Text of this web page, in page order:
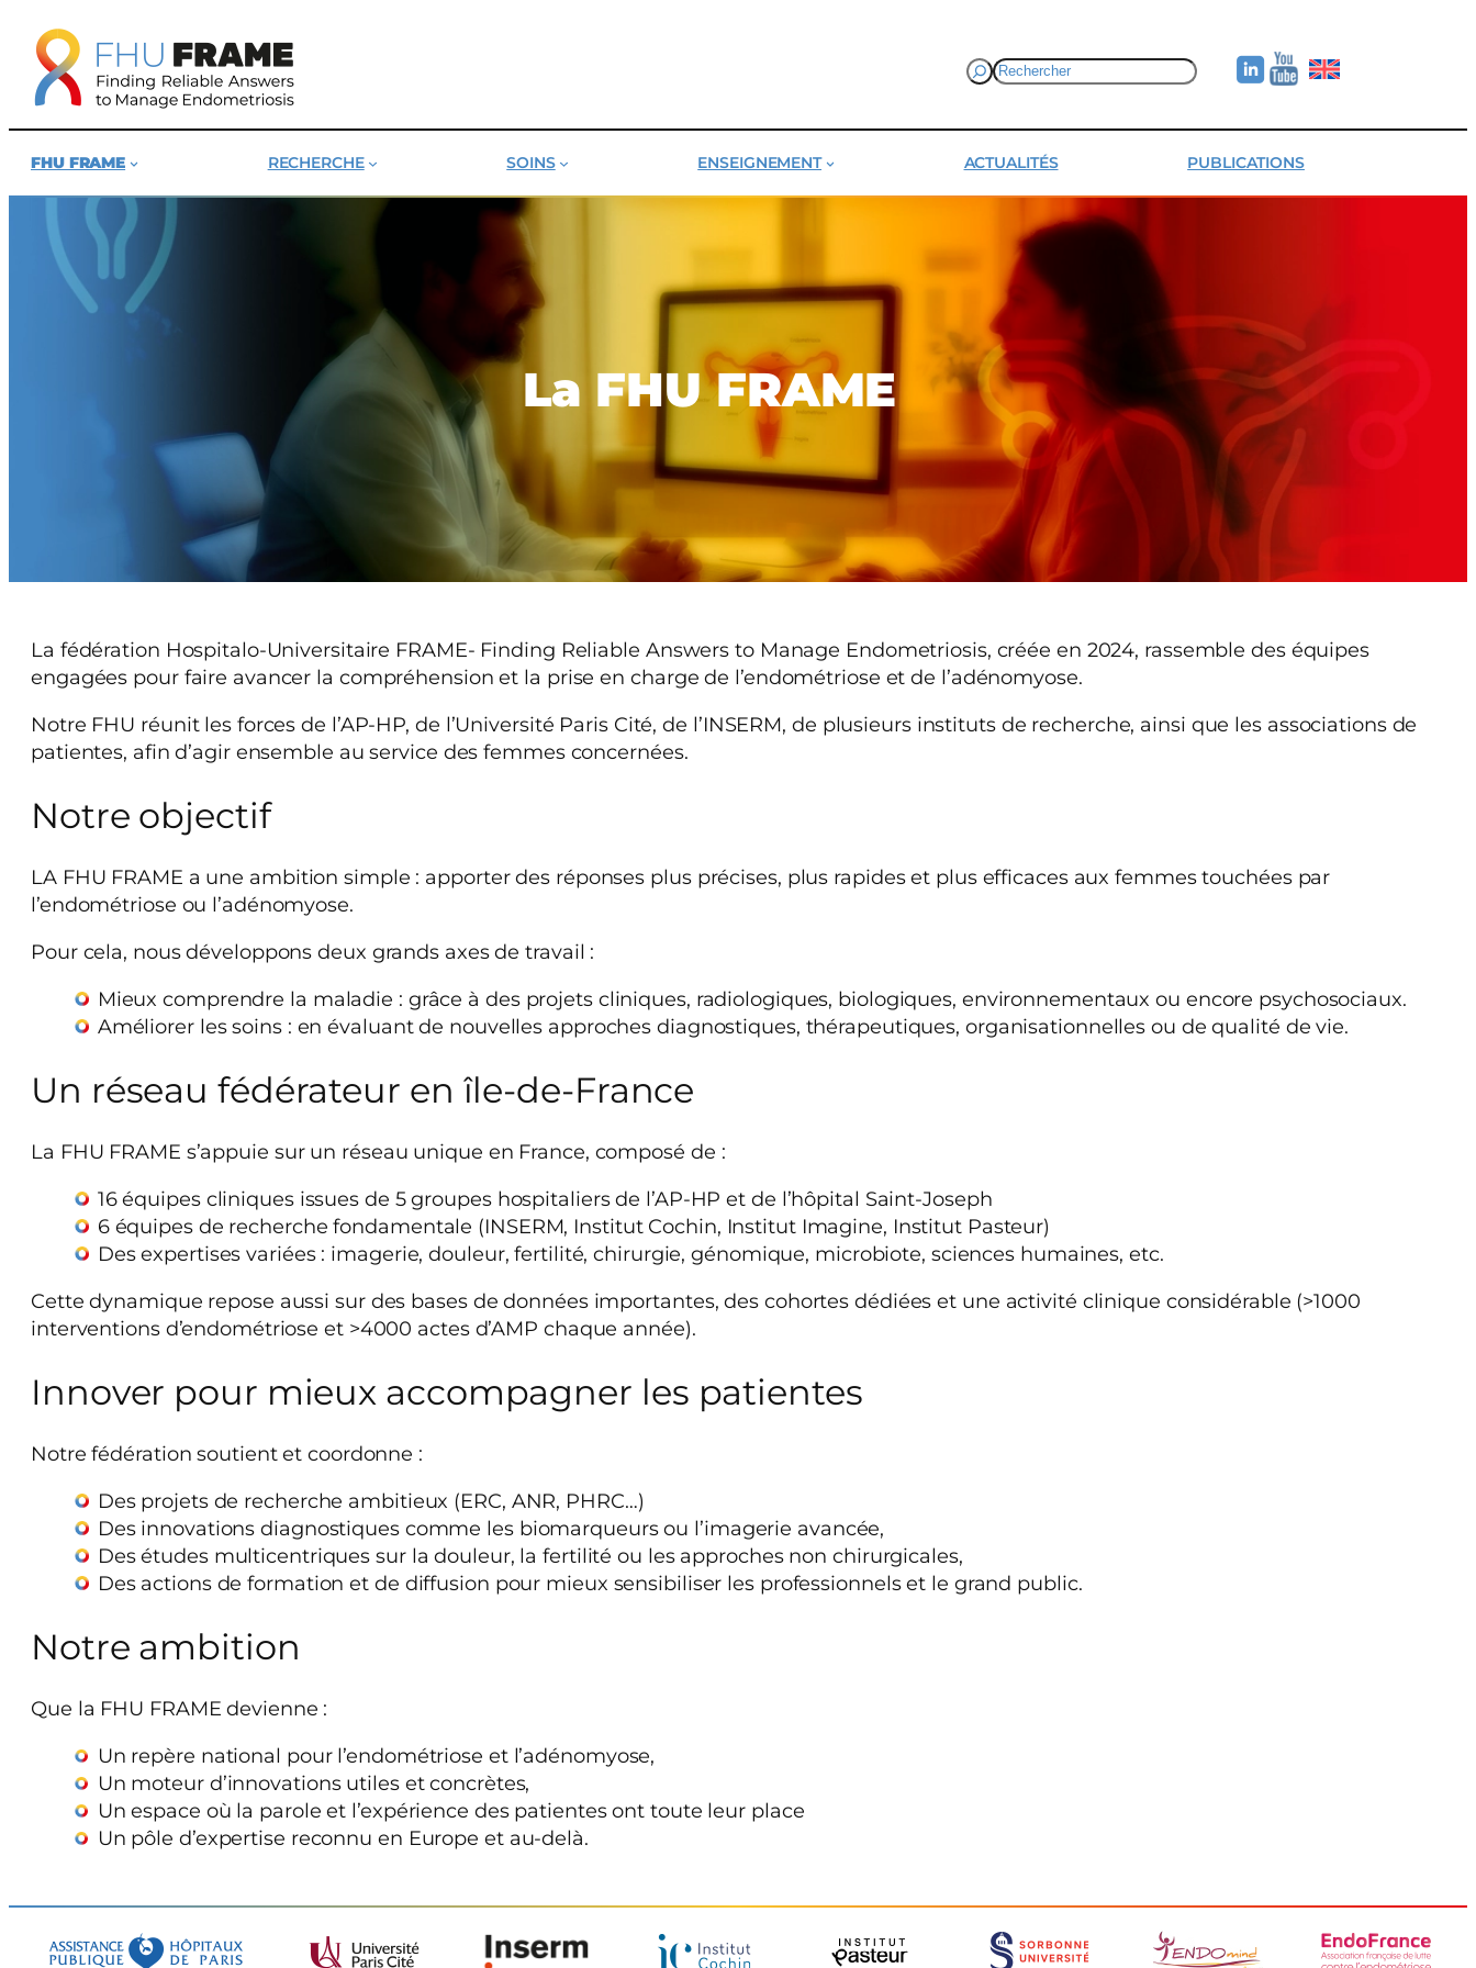
contenu
Rechercher
FHU FRAME RECHERCHE SOINS ENSEIGNEMENT ACTUALITÉS PUBLICATIONS
La FHU FRAME
La fédération Hospitalo-Universitaire FRAME- Finding Reliable Answers to Manage Endometriosis, créée en 2024, rassemble des équipes
engagées pour faire avancer la compréhension et la prise en charge de l’endométriose et de l’adénomyose.
Notre FHU réunit les forces de l’AP-HP, de l’Université Paris Cité, de l’INSERM, de plusieurs instituts de recherche, ainsi que les associations de
patientes, afin d’agir ensemble au service des femmes concernées.
Notre objectif
LA FHU FRAME a une ambition simple : apporter des réponses plus précises, plus rapides et plus efficaces aux femmes touchées par
l’endométriose ou l’adénomyose.
Pour cela, nous développons deux grands axes de travail :
Mieux comprendre la maladie : grâce à des projets cliniques, radiologiques, biologiques, environnementaux ou encore psychosociaux.
Améliorer les soins : en évaluant de nouvelles approches diagnostiques, thérapeutiques, organisationnelles ou de qualité de vie.
Un réseau fédérateur en île-de-France
La FHU FRAME s’appuie sur un réseau unique en France, composé de :
16 équipes cliniques issues de 5 groupes hospitaliers de l’AP-HP et de l’hôpital Saint-Joseph
6 équipes de recherche fondamentale (INSERM, Institut Cochin, Institut Imagine, Institut Pasteur)
Des expertises variées : imagerie, douleur, fertilité, chirurgie, génomique, microbiote, sciences humaines, etc.
Cette dynamique repose aussi sur des bases de données importantes, des cohortes dédiées et une activité clinique considérable (>1000
interventions d’endométriose et >4000 actes d’AMP chaque année).
Innover pour mieux accompagner les patientes
Notre fédération soutient et coordonne :
Des projets de recherche ambitieux (ERC, ANR, PHRC…)
Des innovations diagnostiques comme les biomarqueurs ou l’imagerie avancée,
Des études multicentriques sur la douleur, la fertilité ou les approches non chirurgicales,
Des actions de formation et de diffusion pour mieux sensibiliser les professionnels et le grand public.
Notre ambition
Que la FHU FRAME devienne :
Un repère national pour l’endométriose et l’adénomyose,
Un moteur d’innovations utiles et concrètes,
Un espace où la parole et l’expérience des patientes ont toute leur place
Un pôle d’expertise reconnu en Europe et au-delà.